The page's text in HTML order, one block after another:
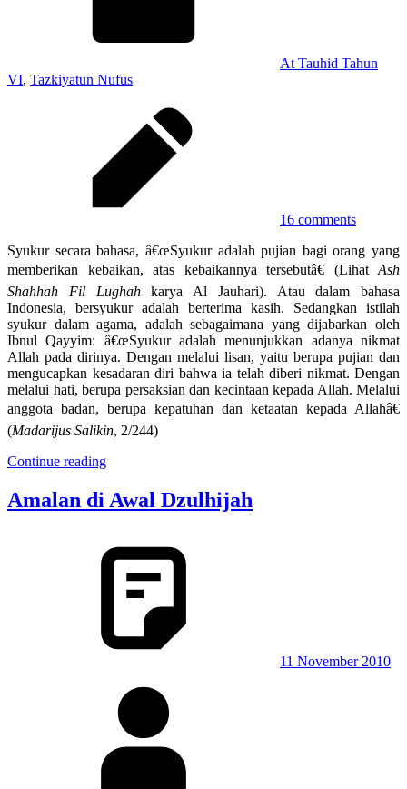
At Tauhid Tahun
VI, Tazkiyatun Nufus
16 comments
Syukur secara bahasa, â€œSyukur adalah pujian bagi orang yang
memberikan kebaikan, atas kebaikannya tersebutâ€ (Lihat Ash
Shahhah Fil Lughahkarya Al Jauhari). Atau dalam bahasa
Indonesia, bersyukur adalah berterima kasih. Sedangkan istilah
syukur dalam agama, adalah sebagaimana yang dijabarkan oleh
Ibnul Qayyim: â€œSyukur adalah menunjukkan adanya nikmat
Allah pada dirinya. Dengan melalui lisan, yaitu berupa pujian dan
mengucapkan kesadaran diri bahwa ia telah diberi nikmat. Dengan
melalui hati, berupa persaksian dan kecintaan kepada Allah. Melalui
anggota badan, berupa kepatuhan dan ketaatan kepada Allahâ€
(Madarijus Salikin, 2/244)
Continue reading
Amalan di Awal Dzulhijah
11 November 2010